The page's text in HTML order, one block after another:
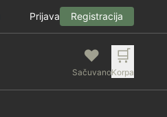
Prijava Registracija
❤️
Sačuvano
🛒
Korpa